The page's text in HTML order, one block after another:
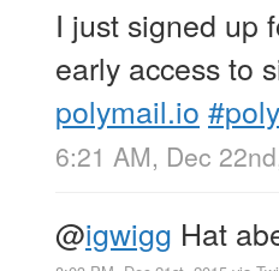
I just signed up
early access to
polymail.io
6:21 AM, Dec
@igwigg Hat